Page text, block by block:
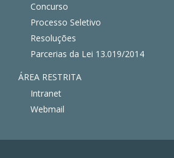
Concurso
Processo Seletivo
Resoluções
Parcerias da Lei 13.019/2014
ÁREA RESTRITA
Intranet
Webmail